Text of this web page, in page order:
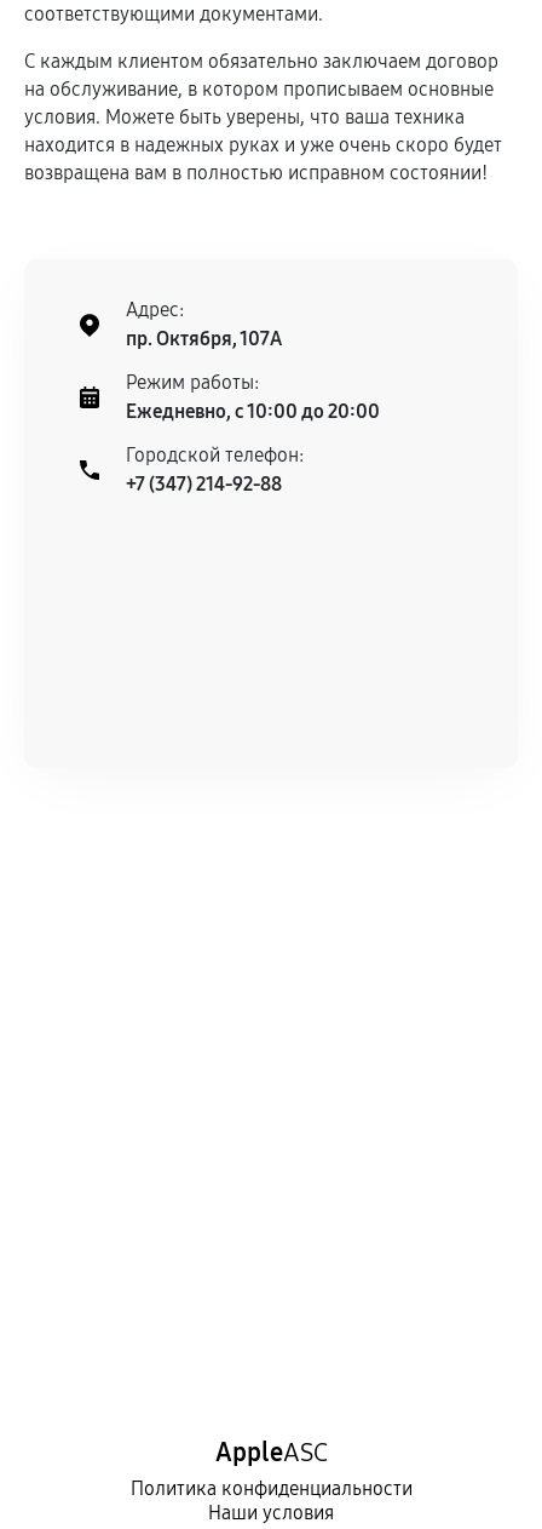
соответствующими документами.
С каждым клиентом обязательно заключаем договор
на обслуживание, в котором прописываем основные
условия. Можете быть уверены, что ваша техника
находится в надежных руках и уже очень скоро будет
возвращена вам в полностью исправном состоянии!
Адрес:
пр. Октября, 107А
Режим работы:
Ежедневно, с 10:00 до 20:00
Городской телефон:
+7 (347) 214-92-88
AppleASC
Политика конфиденциальности
Наши условия